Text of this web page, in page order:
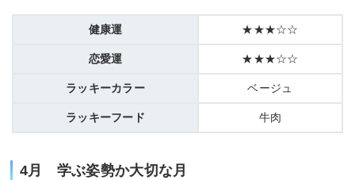
健康運 ★★★☆☆
恋愛運 ★★★☆☆
ラッキーカラー ベージュ
ラッキーフード 牛肉
4月 学ぶ姿勢か大切な月